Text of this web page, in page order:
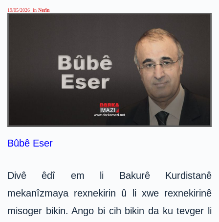
19/05/2026 in Nerîn
Bûbê Eser
Divê êdî em li Bakurê Kurdistanê
mekanîzmaya rexnekirin û li xwe rexnekirinê
misoger bikin. Ango bi cih bikin da ku tevger li